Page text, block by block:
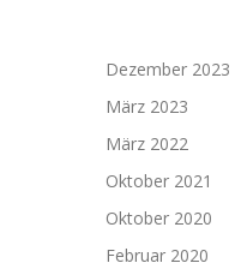
Dezember 2023
März 2023
März 2022
Oktober 2021
Oktober 2020
Februar 2020